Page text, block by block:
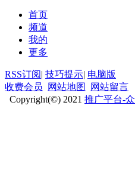
首页
频道
我的
更多
RSS订阅| 技巧提示| 电脑版
收费会员
网站地图 网站留言
Copyright(©) 2021 推广平台-